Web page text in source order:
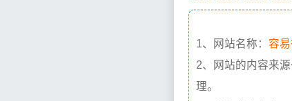
1、网站名称： 容
2、网站的内容来
理。